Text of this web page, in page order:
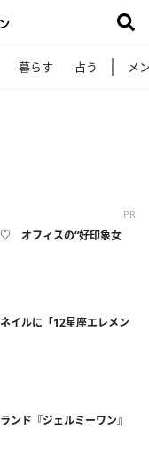
暮らす 占う メ
PR
♡ オフィスの“好印象女
イルに「12星座エレメン
ンド『ジェルミーワン』